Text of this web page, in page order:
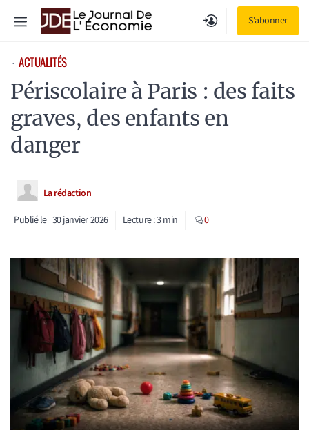
S'abonner
Menu
⋅ ACTUALITÉS
Périscolaire à Paris : des faits
graves, des enfants en
danger
La rédaction
Publié le 30 janvier 2026 Lecture :3min 0